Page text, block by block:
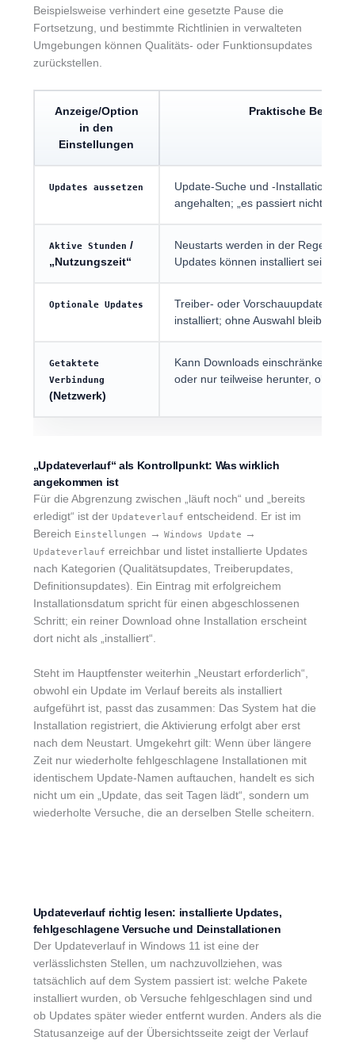
Beispielsweise verhindert eine gesetzte Pause die
Fortsetzung, und bestimmte Richtlinien in verwalteten
Umgebungen können Qualitäts- oder Funktionsupdates
zurückstellen.
Anzeige/Option
in den
Einstellungen
Praktische
Updates aussetzen
Update-Suche und -Installation
angehalten; „es passiert nichts“ ist
Aktive Stunden /
„Nutzungszeit“
Neustarts werden in der Regel
Updates können installiert sein,
Optionale Updates
Treiber- oder Vorschauupdates
installiert; ohne Auswahl bleibt der
Getaktete
Verbindung
(Netzwerk)
Kann Downloads einschränken;
oder nur teilweise herunter, ohne
„Updateverlauf“ als Kontrollpunkt: Was wirklich
angekommen ist
Für die Abgrenzung zwischen „läuft noch“ und „bereits
erledigt“ ist der Updateverlauf entscheidend. Er ist im
Bereich Einstellungen → Windows Update →
Updateverlauf erreichbar und listet installierte Updates
nach Kategorien (Qualitätsupdates, Treiberupdates,
Definitionsupdates). Ein Eintrag mit erfolgreichem
Installationsdatum spricht für einen abgeschlossenen
Schritt; ein reiner Download ohne Installation erscheint
dort nicht als „installiert“.
Steht im Hauptfenster weiterhin „Neustart erforderlich“,
obwohl ein Update im Verlauf bereits als installiert
aufgeführt ist, passt das zusammen: Das System hat die
Installation registriert, die Aktivierung erfolgt aber erst
nach dem Neustart. Umgekehrt gilt: Wenn über längere
Zeit nur wiederholte fehlgeschlagene Installationen mit
identischem Update-Namen auftauchen, handelt es sich
nicht um ein „Update, das seit Tagen lädt“, sondern um
wiederholte Versuche, die an derselben Stelle scheitern.
Updateverlauf richtig lesen: installierte Updates,
fehlgeschlagene Versuche und Deinstallationen
Der Updateverlauf in Windows 11 ist eine der
verlässlichsten Stellen, um nachzuvollziehen, was
tatsächlich auf dem System passiert ist: welche Pakete
installiert wurden, ob Versuche fehlgeschlagen sind und
ob Updates später wieder entfernt wurden. Anders als die
Statusanzeige auf der Übersichtsseite zeigt der Verlauf